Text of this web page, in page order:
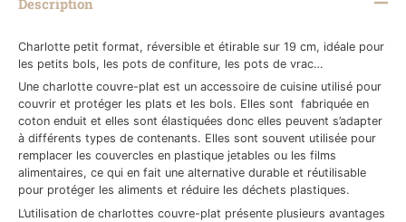
Description
Charlotte petit format, réversible et étirable sur 19 cm, idéale pour
les petits bols, les pots de confiture, les pots de vrac…
Une charlotte couvre-plat est un accessoire de cuisine utilisé pour
couvrir et protéger les plats et les bols. Elles sont fabriquée en
coton enduit et elles sont élastiquées donc elles peuvent s’adapter
à différents types de contenants. Elles sont souvent utilisée pour
remplacer les couvercles en plastique jetables ou les films
alimentaires, ce qui en fait une alternative durable et réutilisable
pour protéger les aliments et réduire les déchets plastiques.
L’utilisation de charlottes couvre-plat présente plusieurs avantages